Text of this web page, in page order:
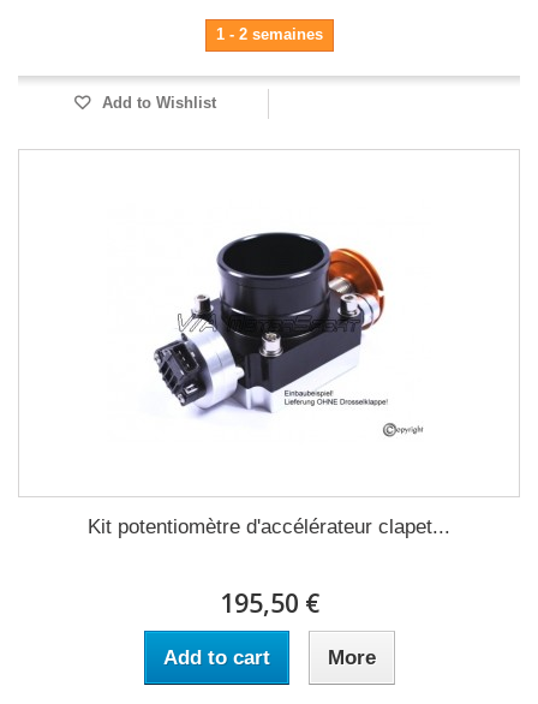
1 - 2 semaines
Add to Wishlist
Kit potentiomètre d'accélérateur clapet...
195,50 €
Add to cart More